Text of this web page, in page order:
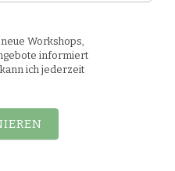
Workshops,
informiert
ich jederzeit